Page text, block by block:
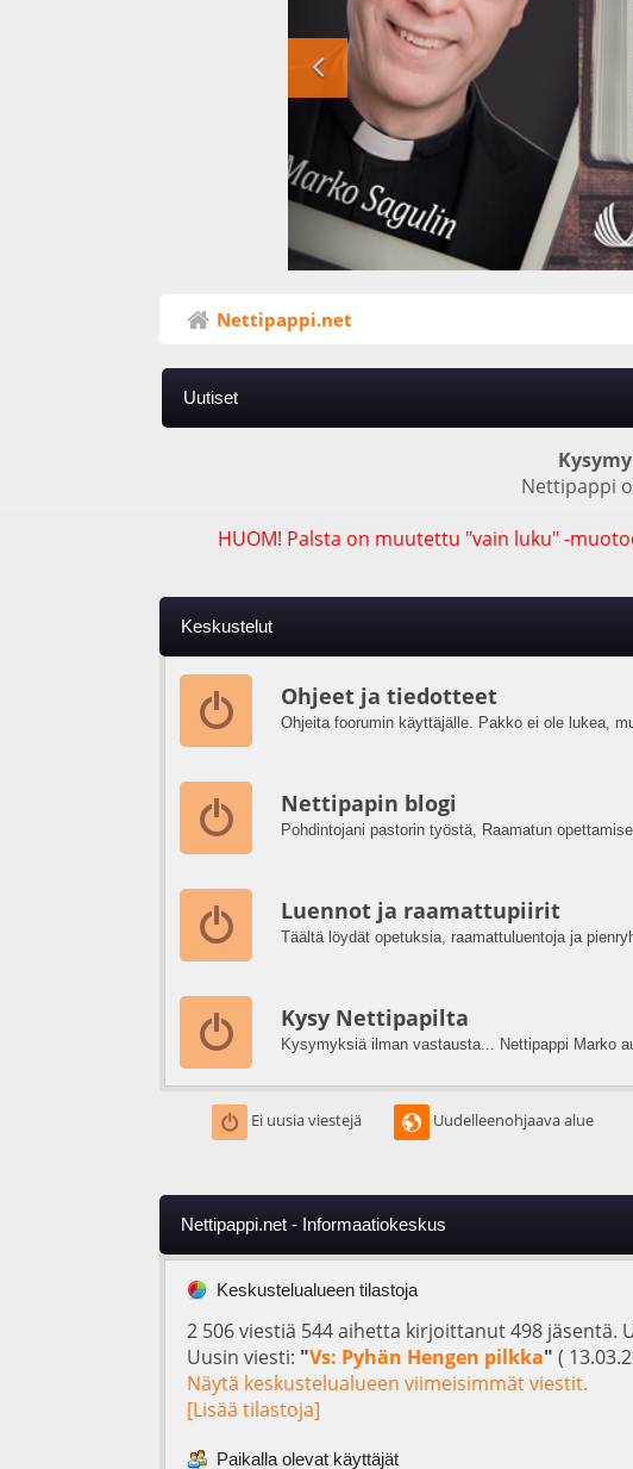
Nettipappi.net
Uutiset
Nettipappi
HUOM! Palsta on muutettu "vain luku" -
Keskustelut
Ohjeet ja tiedotteet
Ohjeita foorumin käyttäjälle. Pakko ei ole lukea,
Nettipapin blogi
Pohdintojani pastorin työstä, Raamatun
Luennot ja raamattupiirit
Täältä löydät opetuksia, raamattuluentoja ja
Kysy Nettipapilta
Kysymyksiä ilman vastausta... Nettipappi Marko
Ei uusia viestejä Uudelleenohjaava alue
Nettipappi.net - Informaatiokeskus
Keskustelualueen tilastoja
2 506 viestiä 544 aihetta kirjoittanut 498 jäsentä.
Uusin viesti: "Vs: Pyhän Hengen pilkka" (
Näytä keskustelualueen viimeisimmät viestit.
[Lisää tilastoja]
Paikalla olevat käyttäjät